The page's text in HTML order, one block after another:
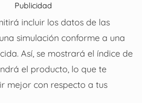
Publicidad
incluir los datos de las
simulación conforme a una
Así, se mostrará el índice de
el producto, lo que te
mejor con respecto a tus